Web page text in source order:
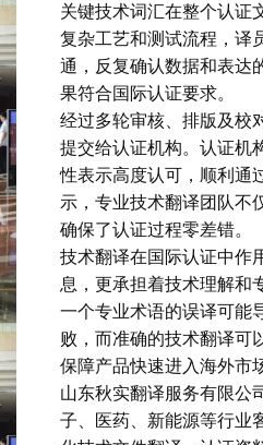
关键技术词汇在整个认证
复杂工艺和测试流程，译
通，反复确认数据和表达
果符合国际认证要求。
经过多轮审核、排版及校
提交给认证机构。认证机
性表示高度认可，顺利通
示，专业技术翻译团队不
确保了认证过程零差错。
技术翻译在国际认证中作
息，更承担着技术理解和
一个专业术语的误译可能
败，而准确的技术翻译可
保障产品快速进入海外市
山东秋实翻译服务有限公
子、医药、新能源等行业